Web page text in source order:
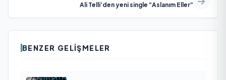
Ali Telli’den yeni single “Aslanım Eller”
BENZER GELIŞMELER